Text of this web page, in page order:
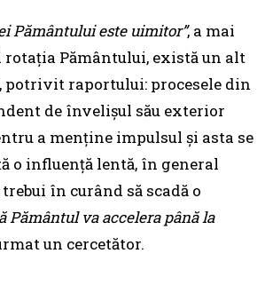
Pământului este uimitor”, a mai
Pământului, există un alt
potrivit raportului: procesele din
de învelișul său exterior
a menține impulsul și asta se
o influență lentă, în general
în curând să scadă o
Pământul va accelera până la
un cercetător.